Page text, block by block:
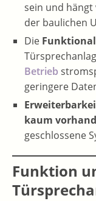
sein und hängt
der baulichen
Die
Betrieb
geringere
kaum
geschlossene
Funktion